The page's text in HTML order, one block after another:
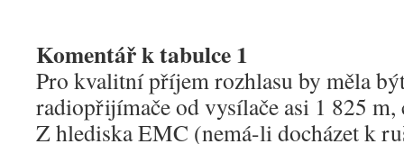
Komentář k tabulce 1
Pro kvalitní příjem rozhlasu by měla
radiopřijímače od vysílače asi 1 825
Z hlediska EMC (nemá-li docházet k